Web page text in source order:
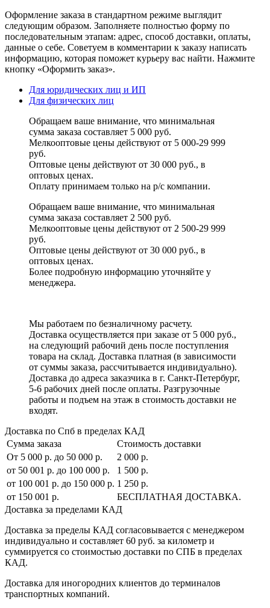
Оформление заказа в стандартном режиме выглядит
следующим образом. Заполняете полностью форму по
последовательным этапам: адрес, способ доставки, оплаты,
данные о себе. Советуем в комментарии к заказу написать
информацию, которая поможет курьеру вас найти. Нажмите
кнопку «Оформить заказ».
Для юридических лиц и ИП
Для физических лиц
Обращаем ваше внимание, что минимальная
сумма заказа составляет 5 000 руб.
Мелкооптовые цены действуют от 5 000-29 999
руб.
Оптовые цены действуют от 30 000 руб., в
оптовых ценах.
Оплату принимаем только на р/с компании.
Обращаем ваше внимание, что минимальная
сумма заказа составляет 2 500 руб.
Мелкооптовые цены действуют от 2 500-29 999
руб.
Оптовые цены действуют от 30 000 руб., в
оптовых ценах.
Более подробную информацию уточняйте у
менеджера.
Мы работаем по безналичному расчету.
Доставка осуществляется при заказе от 5 000 руб.,
на следующий рабочий день после поступления
товара на склад. Доставка платная (в зависимости
от суммы заказа, рассчитывается индивидуально).
Доставка до адреса заказчика в г. Санкт-Петербург,
5-6 рабочих дней после оплаты. Разгрузочные
работы и подъем на этаж в стоимость доставки не
входят.
Доставка по Спб в пределах КАД
Сумма заказа
Стоимость доставки
От 5 000 р. до 50 000 р.
2 000 р.
от 50 001 р. до 100 000 р.
1 500 р.
от 100 001 р. до 150 000 р. 1 250 р.
от 150 001 р.
БЕСПЛАТНАЯ ДОСТАВКА.
Доставка за пределами КАД
Доставка за пределы КАД согласовывается с менеджером
индивидуально и составляет 60 руб. за километр и
суммируется со стоимостью доставки по СПБ в пределах
КАД.
Доставка для иногородних клиентов до терминалов
транспортных компаний.